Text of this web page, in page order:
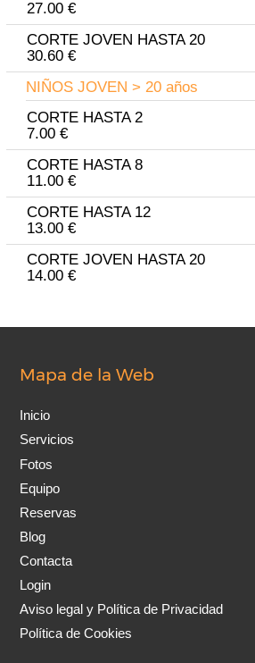
27.00 €
CORTE JOVEN HASTA 20
30.60 €
NIÑOS JOVEN > 20 años
CORTE HASTA 2
7.00 €
CORTE HASTA 8
11.00 €
CORTE HASTA 12
13.00 €
CORTE JOVEN HASTA 20
14.00 €
Mapa de la Web
Inicio
Servicios
Fotos
Equipo
Reservas
Blog
Contacta
Login
Aviso legal y Política de Privacidad
Política de Cookies